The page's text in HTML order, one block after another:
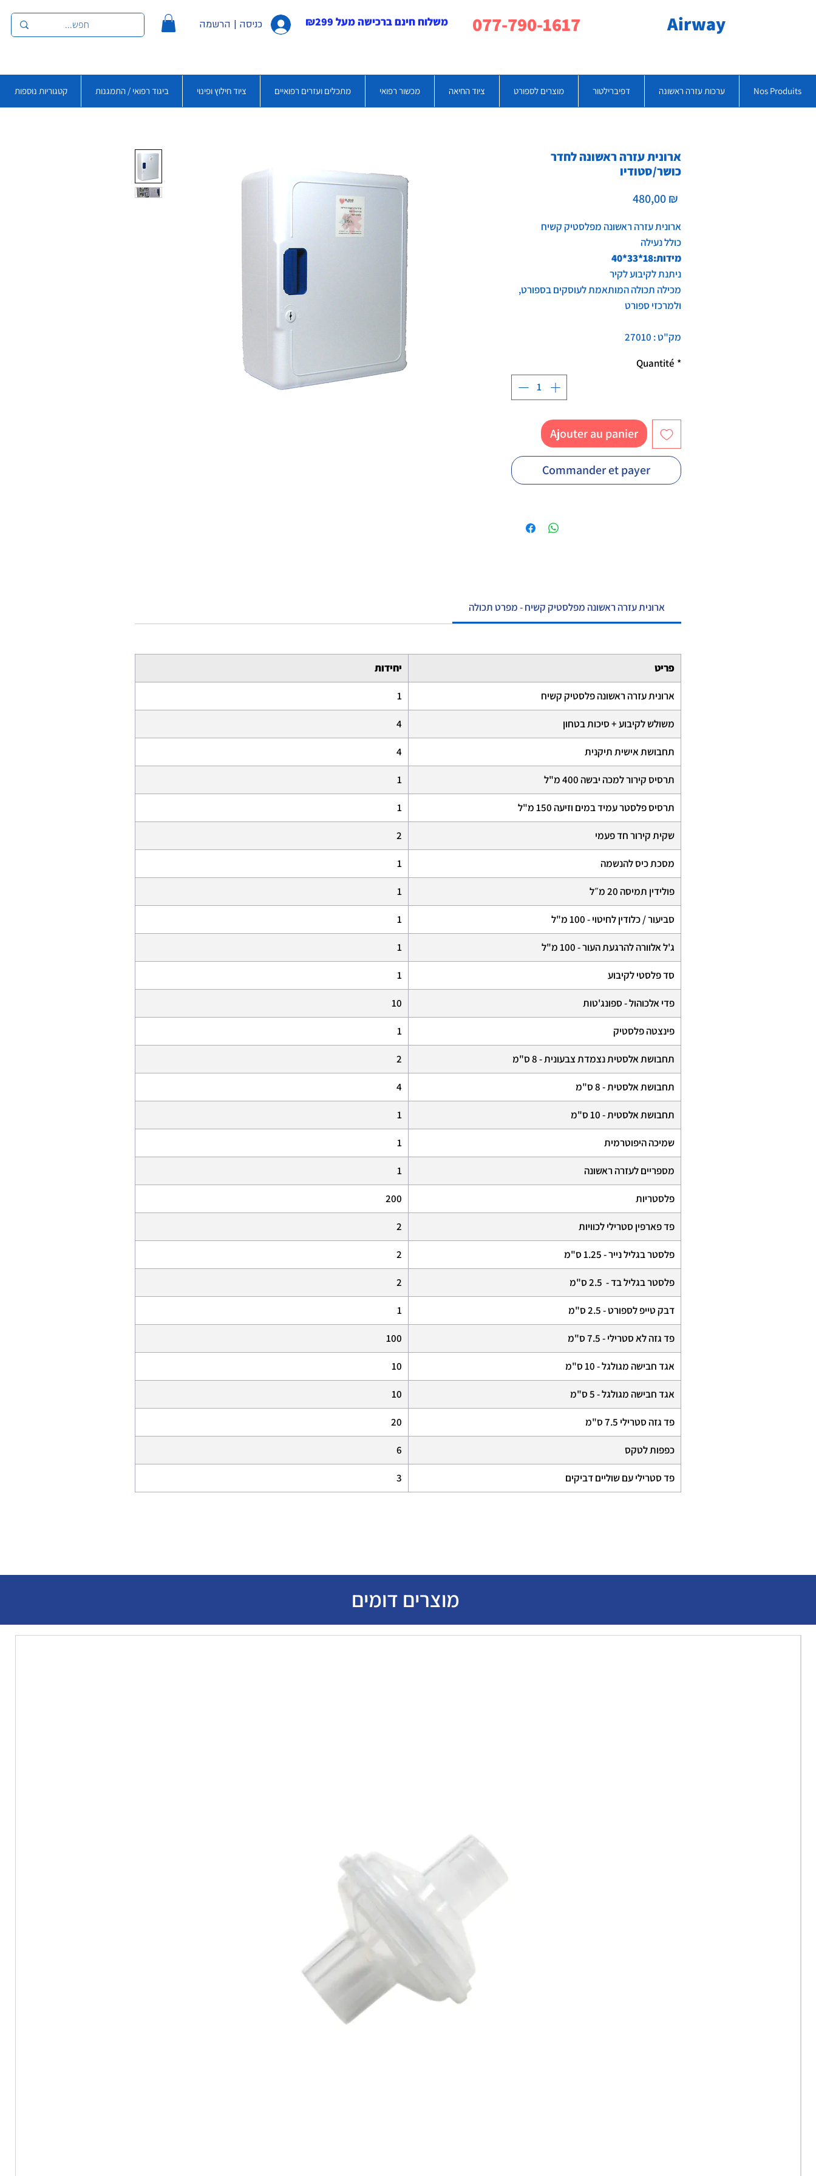
כניסה | הרשמה משלוח חינם ברכישה מעל ₪299 Airway
Nos Produits ערכות עזרה ראשונה דפיברילטור מוצרים לספורט ציוד החיאה מכשור רפואי מתכלים ועזרים רפואיים ציוד חילוץ ופינוי ביגוד רפואי / התמגנות קטגוריות נוספות
ארונית עזרה ראשונה לחדר
כושר/סטודיו
480,00 ₪
ארונית עזרה ראשונה מפלסטיק קשיח
כולל נעילה
מידות:18*33*40
ניתנת לקיבוע לקיר
מכילה תכולה המותאמת לעוסקים בספורט,
ולמרכזי ספורט
מק"ט : 27010
Quantité *
Ajouter au panier
Commander et payer
ארונית עזרה ראשונה מפלסטיק קשיח - מפרט תכולה
פריט יחידות
ארונית עזרה ראשונה פלסטיק קשיח 1
משולש לקיבוע + סיכות בטחון 4
תחבושת אישית תיקנית 4
תרסיס קירור למכה יבשה 400 מ"ל 1
תרסיס פלסטר עמיד במים וזיעה 150 מ"ל 1
שקית קירור חד פעמי 2
מסכת כיס להנשמה 1
פולידין תמיסה 20 מ״ל 1
סביעור / כלודין לחיטוי - 100 מ"ל 1
ג'ל אלוורה להרגעת העור - 100 מ"ל 1
סד פלסטי לקיבוע 1
פדי אלכוהול - ספונג'טות 10
פינצטה פלסטיק 1
תחבושת אלסטית נצמדת צבעונית - 8 ס"מ 2
תחבושת אלסטית - 8 ס"מ 4
תחבושת אלסטית - 10 ס"מ 1
שמיכה היפוטרמית 1
מספריים לעזרה ראשונה 1
פלסטריות 200
פד פארפין סטרילי לכוויות 2
פלסטר בגליל נייר - 1.25 ס"מ 2
פלסטר בגליל בד - 2.5 ס"מ 2
דבק טייפ לספורט - 2.5 ס"מ 1
פד גזה לא סטרילי - 7.5 ס"מ 100
אגד חבישה מגולגל - 10 ס"מ 10
אגד חבישה מגולגל - 5 ס"מ 10
פד גזה סטרילי 7.5 ס"מ 20
כפפות לטקס 6
פד סטרילי עם שוליים דביקים 3
מוצרים דומים